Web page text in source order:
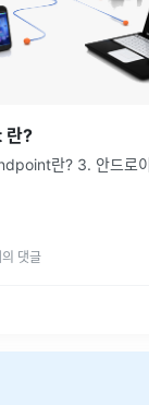
란?
란? 3. 안드로
의 댓글